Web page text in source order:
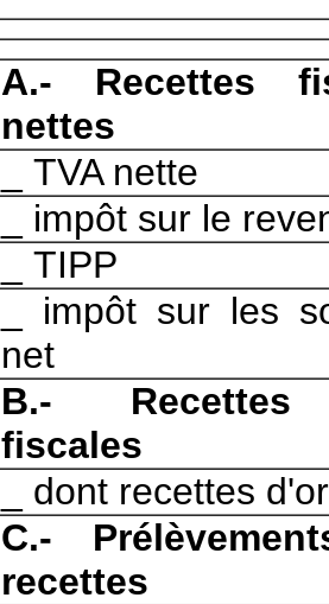
A.- Recettes
nettes
TVA nette
impôt sur le
TIPP
impôt sur les
net
B.-
fiscales
dont recettes
C.-
recettes